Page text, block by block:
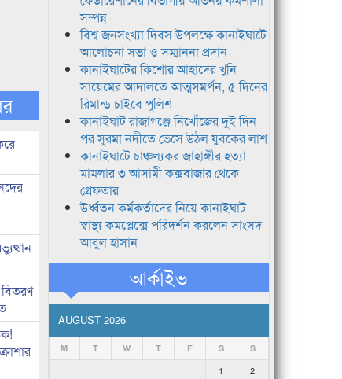
বিতরণ
সম্পন্ন
বিশ্ব জনসংখ্যা দিবস উপলক্ষে কানাইঘাটে
আলোচনা সভা ও সম্মাননা প্রদান
কানাইঘাটের কিশোর আহাদের খুনি
সায়েমের আদালতে আত্মসমর্পন, ৫ দিনের
রিমান্ড চাইবে পুলিশ
কানাইঘাট রাজাগঞ্জে নিখোঁজের দুই দিন
পর সুরমা নদীতে ভেসে উঠল যুবকের লাশ
কানাইঘাটে চাঞ্চল্যকর জাহাঙ্গীর হত্যা
মামলার ৩ আসামী কক্সবাজার থেকে
গ্রেফতার
উর্ধ্বতন কর্মকর্তাদের নিয়ে কানাইঘাট
স্বাস্থ্য কমপ্লেক্সে পরিদর্শন করলেন সাংসদ
আবুল হাসান
আর্কাইভ
AUGUST 2026
M T W T F S S
1
2